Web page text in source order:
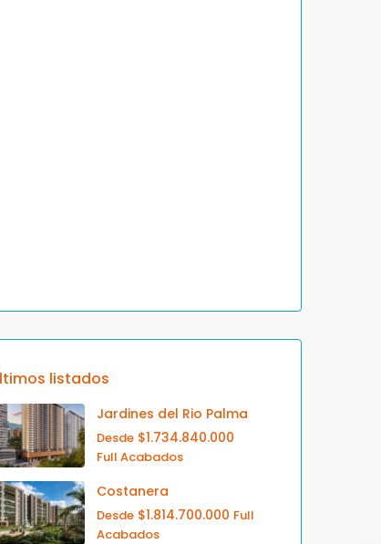
listados
Jardines del Rio Palma
Desde $1.734.840.000
Full Acabados
Costanera
Desde $1.814.700.000 Full
Acabados